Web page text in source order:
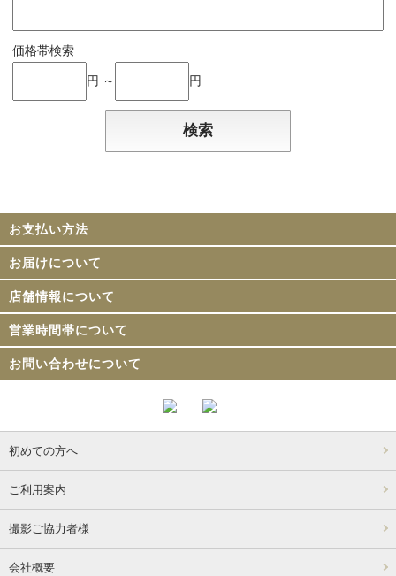
価格帯検索
円 ～ 円
お支払い方法
お届けについて
店舗情報について
営業時間帯について
お問い合わせについて
初めての方へ
ご利用案内
撮影ご協力者様
会社概要